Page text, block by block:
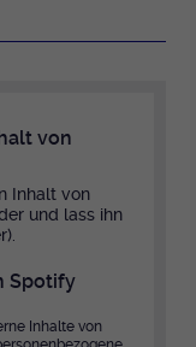
von
Inhalt von
und lass ihn
Spotify
Inhalte von